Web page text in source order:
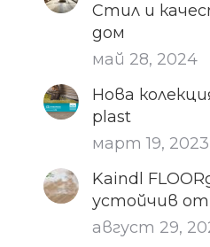
Стил и
дом
май 28, 2024
Нова
plast
март 19, 2023
Kaindl
устойчив от
август 29,